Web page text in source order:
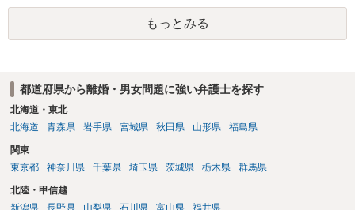
あれば，本人（行政書士でも同じだと思います。）への対応ではあま
り変わらないように思います。減額で折り合えるなら本人様の交渉で
もよいように思いますが，ゼロかどうかの観点であれば，訴訟に進む
もっとみる
都道府県から離婚・男女問題に強い弁護士を探す
北海道・東北
北海道
青森県 岩手県 宮城県 秋田県 山形県 福島県
関東
東京都
神奈川県 千葉県 埼玉県 茨城県 栃木県 群馬県
北陸・甲信越